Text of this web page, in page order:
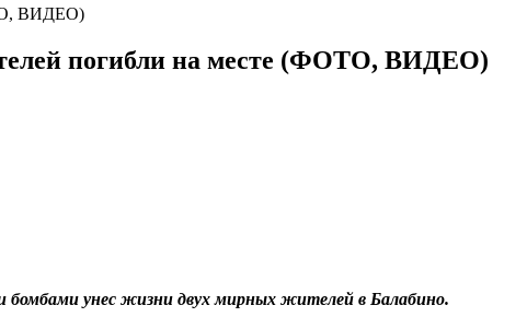
ВИДЕО)
погибли на месте (ФОТО, ВИДЕО)
бомбами унес жизни двух мирных жителей в Балабино.